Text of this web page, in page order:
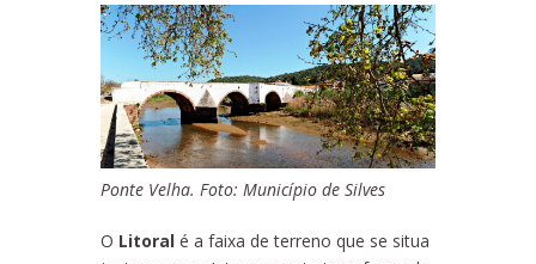
Ponte Velha. Foto: Município de Silves
O Litoral é a faixa de terreno que se situa